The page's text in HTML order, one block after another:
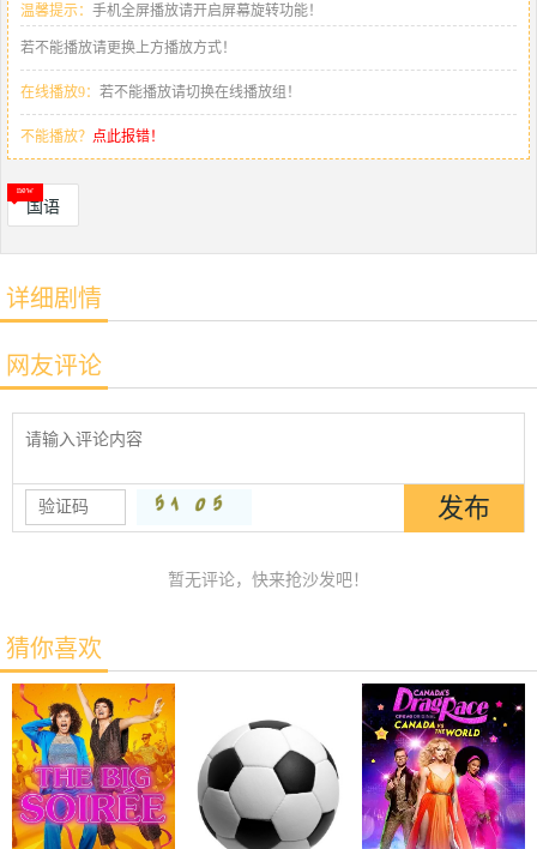
温馨提示： 手机全屏播放请开启屏幕旋转功能！
若不能播放请更换上方播放方式！
在线播放9： 若不能播放请切换在线播放组！
不能播放？ 点此报错！
国语
详细剧情
网友评论
暂无评论，快来抢沙发吧！
猜你喜欢